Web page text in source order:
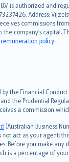
B.V. is authorized
Address:
commissions
company’s
remuneration policy.
the Financial
the Prudential
a commission
(Australian Business
act as your agent:
you make
is a percentage of